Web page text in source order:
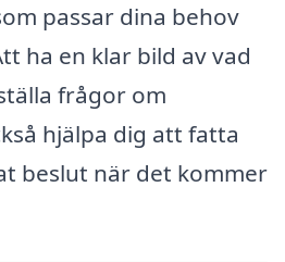
passar dina behov
ha en klar bild av vad
frågor om
hjälpa dig att fatta
beslut när det kommer